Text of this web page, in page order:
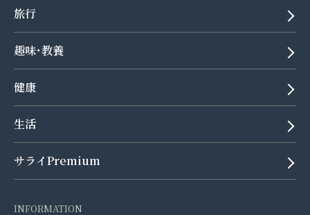
旅行
趣味･教養
健康
生活
サライPremium
INFORMATION